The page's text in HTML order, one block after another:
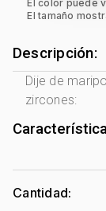
El color puede
El tamaño
Descripción:
Dije de
zircones:
Género:
Tono Metal:
Metal: Oro
Cantidad: